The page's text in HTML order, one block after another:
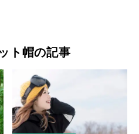
ト帽の記事